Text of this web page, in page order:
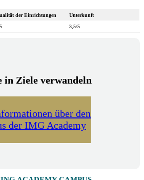
der Einrichtungen
Unterkunft
3,5/5
in Ziele verwandeln
über den
der IMG Academy